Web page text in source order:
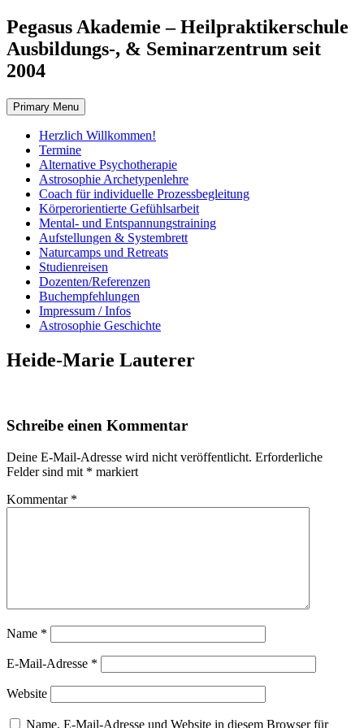
Skip
to
content
Pegasus Akademie – Heilpraktikerschule
Ausbildungs-, & Seminarzentrum seit
2004
Primary Menu
Herzlich Willkommen!
Termine
Alternative Psychotherapie
Astrosophie Archetypenlehre
Coach für individuelle Prozessbegleitung
Körperorientierte Gefühlsarbeit
Mental- und Entspannungstraining
Aufstellungen & Systembrett
Naturcamps und Retreats
Studienreisen
Dozenten/Referenzen
Buchempfehlungen
Impressum / Infos
Astrosophie Geschichte
Heide-Marie Lauterer
Schreibe einen Kommentar
Deine E-Mail-Adresse wird nicht veröffentlicht. Erforderliche
Felder sind mit * markiert
Kommentar *
Name *
E-Mail-Adresse *
Website
Name, E-Mail-Adresse und Website in diesem Browser für